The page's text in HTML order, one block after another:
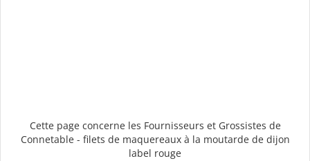
Cette page concerne les Fournisseurs et Grossistes de
Connetable - filets de maquereaux à la moutarde de dijon
label rouge